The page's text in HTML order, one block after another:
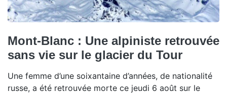
Mont-Blanc : Une alpiniste retrouvée
sans vie sur le glacier du Tour
Une femme d’une soixantaine d’années, de nationalité
russe, a été retrouvée morte ce jeudi 6 août sur le